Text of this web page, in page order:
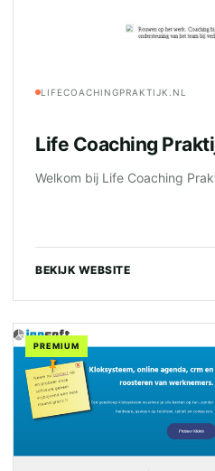
LIFECOACHINGPRAKTIJK.NL
Life Coaching
Welkom bij Life Coaching
BEKIJK WEBSITE
PREMIUM